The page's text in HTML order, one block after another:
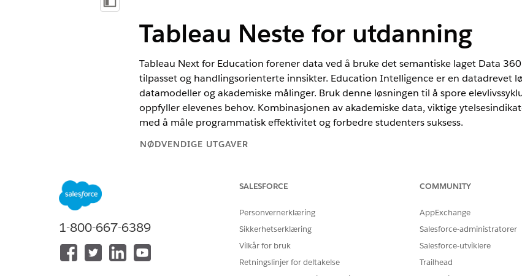
Vis innholdsfortegnelse
Tableau Neste for utdanning
Tableau Next for Education forener data ved å bruke det semantiske laget Data
tilpasset og handlingsorienterte innsikter. Education Intelligence er en datadrevet
datamodeller og akademiske målinger. Bruk denne løsningen til å spore
oppfyller elevenes behov. Kombinasjonen av akademiske data, viktige
med å måle programmatisk effektivitet og forbedre studenters suksess.
NØDVENDIGE UTGAVER
Viktige punkter og krav om Education Intelligence
Bruk informasjonen i denne delen til å forsikre deg om at du konfigurerer
til organisasjonsdata, Data 360 og Tableau Next for å støtte installeringen og
Konfigurere utdanningsintelligens
1-800-667-6389
SALESFORCE
Personvernerklæring
Sikkerhetserklæring
Vilkår for bruk
Retningslinjer for deltakelse
COMMUNITY
AppExchange
Salesforce-administratorer
Salesforce-utviklere
Trailhead